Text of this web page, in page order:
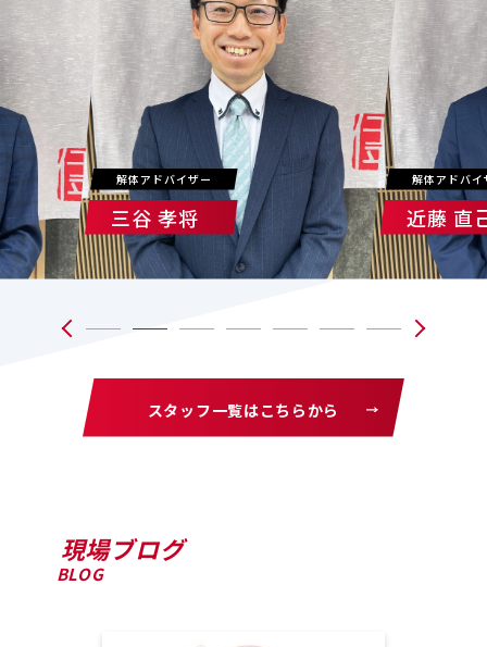
解体アドバイザー
三谷 孝将
解体アドバイ
近藤 直
スタッフ一覧はこちらから
現場ブログ
BLOG